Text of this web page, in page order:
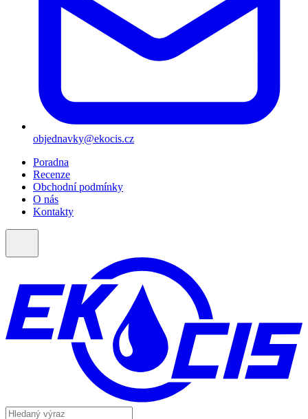
objednavky@ekocis.cz
Poradna
Recenze
Obchodní podmínky
O nás
Kontakty